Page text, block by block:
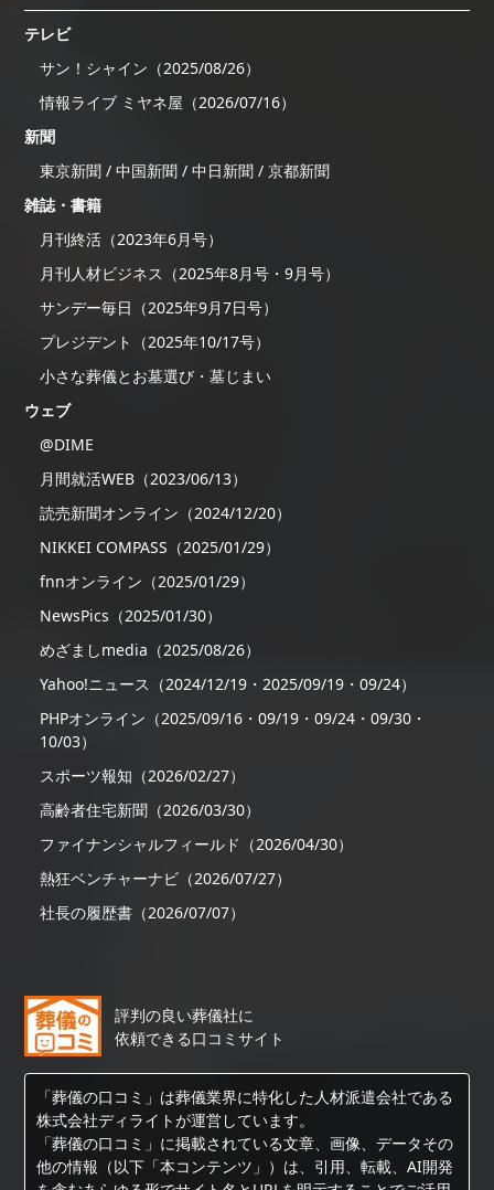
テレビ
サン！シャイン（2025/08/26）
情報ライブ ミヤネ屋（2026/07/16）
新聞
東京新聞 / 中国新聞 / 中日新聞 / 京都新聞
雑誌・書籍
月刊終活（2023年6月号）
月刊人材ビジネス（2025年8月号・9月号）
サンデー毎日（2025年9月7日号）
プレジデント（2025年10/17号）
小さな葬儀とお墓選び・墓じまい
ウェブ
@DIME
月間就活WEB（2023/06/13）
読売新聞オンライン（2024/12/20）
NIKKEI COMPASS（2025/01/29）
fnnオンライン（2025/01/29）
NewsPics（2025/01/30）
めざましmedia（2025/08/26）
Yahoo!ニュース（2024/12/19・2025/09/19・09/24）
PHPオンライン（2025/09/16・09/19・09/24・09/30・
10/03）
スポーツ報知（2026/02/27）
高齢者住宅新聞（2026/03/30）
ファイナンシャルフィールド（2026/04/30）
熱狂ベンチャーナビ（2026/07/27）
社長の履歴書（2026/07/07）
評判の良い葬儀社に
依頼できる口コミサイト
「葬儀の口コミ」は葬儀業界に特化した人材派遣会社である
株式会社ディライトが運営しています。
「葬儀の口コミ」に掲載されている文章、画像、データその
他の情報（以下「本コンテンツ」）は、引用、転載、AI開発